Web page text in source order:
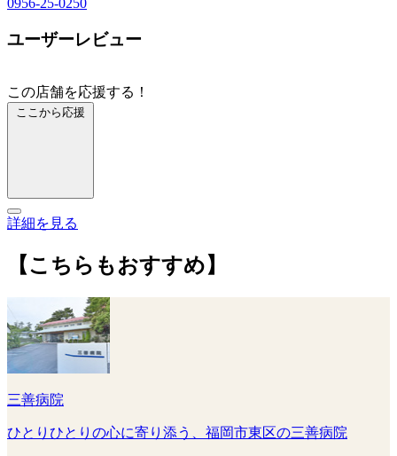
0956-25-0250
ユーザーレビュー
この店舗を応援する！
ここから応援
詳細を見る
【こちらもおすすめ】
三善病院
ひとりひとりの心に寄り添う、福岡市東区の三善病院